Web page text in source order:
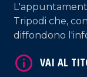
Tripodi che,
diffondono
Lamezia Terme.
VAI AL TITOLO